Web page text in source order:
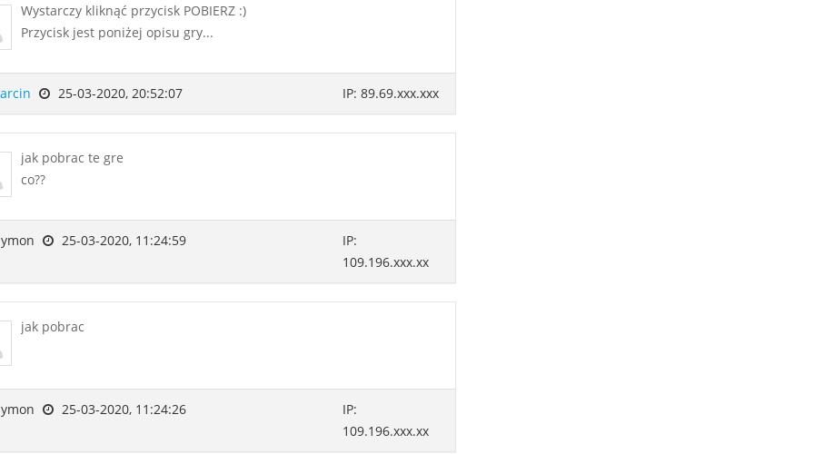
Wystarczy kliknąć przycisk POBIERZ :)
Przycisk jest poniżej opisu gry...
25-03-2020, 20:52:07 IP: 89.69.xxx.xxx
jak pobrac te gre
co??
25-03-2020, 11:24:59
IP:
109.196.xxx.xx
jak pobrac
25-03-2020, 11:24:26
IP:
109.196.xxx.xx